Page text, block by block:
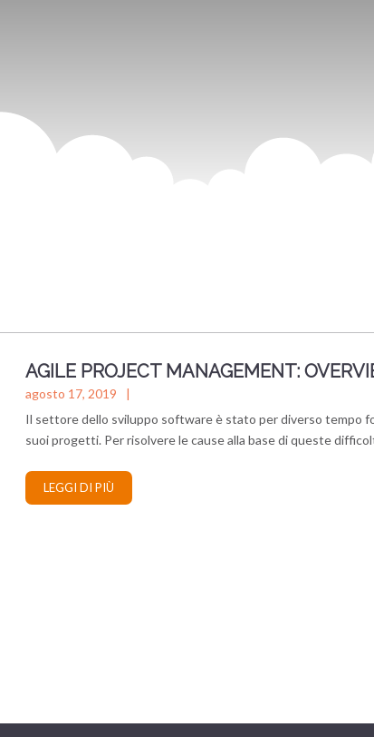
AGILE PROJECT MANAGEMENT:
agosto 17, 2019
Il settore dello sviluppo software è stato per diverso tempo
suoi progetti. Per risolvere le cause alla base di queste
LEGGI DI PIÙ